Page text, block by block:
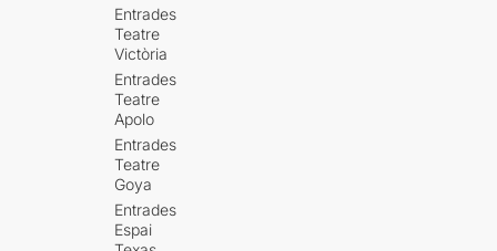
Entrades
Teatre
Victòria
Entrades
Teatre
Apolo
Entrades
Teatre
Goya
Entrades
Espai